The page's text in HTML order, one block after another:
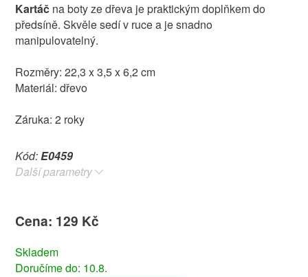
Kartáčna boty ze dřeva je praktickým doplňkem do
předsíně. Skvěle sedí v ruce a je snadno
manipulovatelný.
Rozměry: 22,3 x 3,5 x 6,2 cm
Materiál: dřevo
Záruka: 2 roky
Kód:E0459
Další parametry
Cena: 129 Kč
Skladem
Doručíme do: 10.8.